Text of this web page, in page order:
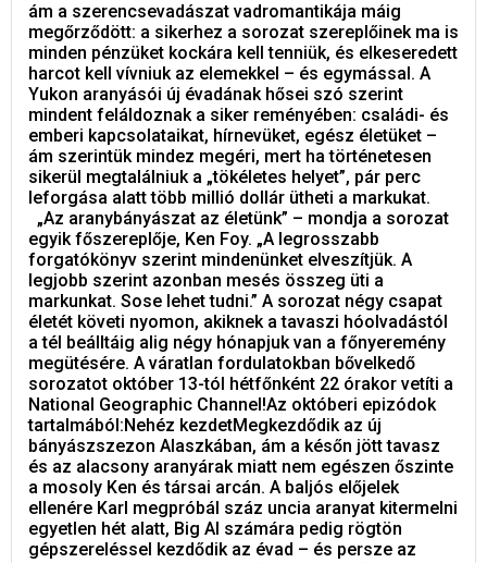
ám a szerencsevadászat vadromantikája máig
megőrződött: a sikerhez a sorozat szereplőinek ma is
minden pénzüket kockára kell tenniük, és elkeseredett
harcot kell vívniuk az elemekkel – és egymással. A
Yukon aranyásói új évadának hősei szó szerint
mindent feláldoznak a siker reményében: családi- és
emberi kapcsolataikat, hírnevüket, egész életüket –
ám szerintük mindez megéri, mert ha történetesen
sikerül megtalálniuk a „tökéletes helyet”, pár perc
leforgása alatt több millió dollár ütheti a markukat.
„Az aranybányászat az életünk” – mondja a sorozat
egyik főszereplője, Ken Foy. „A legrosszabb
forgatókönyv szerint mindenünket elveszítjük. A
legjobb szerint azonban mesés összeg üti a
markunkat. Sose lehet tudni.” A sorozat négy csapat
életét követi nyomon, akiknek a tavaszi hóolvadástól
a tél beálltáig alig négy hónapjuk van a főnyeremény
megütésére. A váratlan fordulatokban bővelkedő
sorozatot október 13-tól hétfőnként 22 órakor vetíti a
National Geographic Channel!Az októberi epizódok
tartalmából:Nehéz kezdetMegkezdődik az új
bányászszezon Alaszkában, ám a későn jött tavasz
és az alacsony aranyárak miatt nem egészen őszinte
a mosoly Ken és társai arcán. A baljós előjelek
ellenére Karl megpróbál száz uncia aranyat kitermelni
egyetlen hét alatt, Big Al számára pedig rögtön
gépszereléssel kezdődik az évad – és persze az